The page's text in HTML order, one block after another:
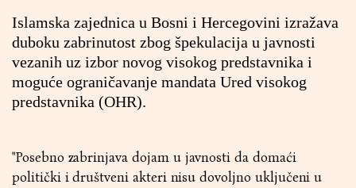
Islamska zajednica u Bosni i Hercegovini izražava
duboku zabrinutost zbog špekulacija u javnosti
vezanih uz izbor novog visokog predstavnika i
moguće ograničavanje mandata Ured visokog
predstavnika (OHR).
"Posebno zabrinjava dojam u javnosti da domaći
politički i društveni akteri nisu dovoljno uključeni u